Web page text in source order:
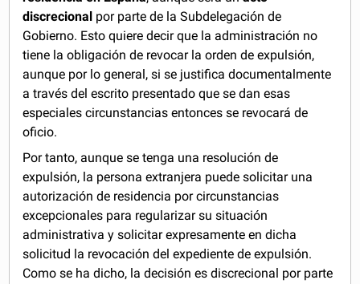
discrecional por parte de la Subdelegación de
Gobierno. Esto quiere decir que la administración no
tiene la obligación de revocar la orden de expulsión,
aunque por lo general, si se justifica documentalmente
a través del escrito presentado que se dan esas
especiales circunstancias entonces se revocará de
oficio.
Por tanto, aunque se tenga una resolución de
expulsión, la persona extranjera puede solicitar una
autorización de residencia por circunstancias
excepcionales para regularizar su situación
administrativa y solicitar expresamente en dicha
solicitud la revocación del expediente de expulsión.
Como se ha dicho, la decisión es discrecional por parte